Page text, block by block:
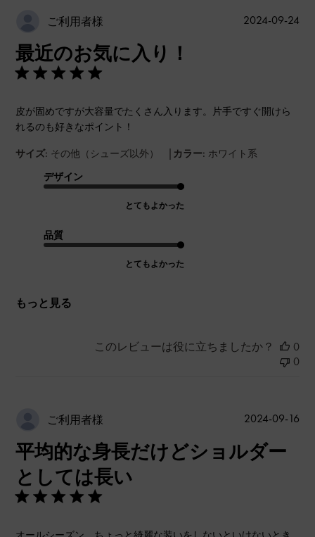
ご利用者様
最近のお気に入り！
皮が固めですが大容量でたくさん入ります。片手ですぐ開けら
れるのも好きなポイント！
サイズ: その他（シューズ以外） | カラー: ホワイト系
デザイン
とてもよかった
品質
とてもよかった
もっと見る
公
2024-09-24
このレビューは役に立ちましたか？
0
0
ご利用者様
平均的な身長だけどショルダー
としては長い
公
2024-09-16